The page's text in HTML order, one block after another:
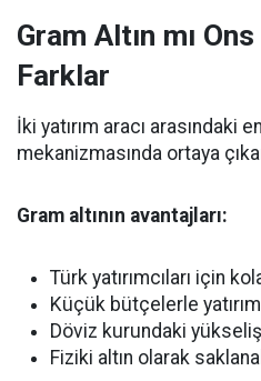
Gram Altın mı
Farklar
İki yatırım aracı arasındaki
mekanizmasında ortaya
Gram altının avantajları:
Türk yatırımcıları için
Küçük bütçelerle
Döviz kurundaki
Fiziki altın olarak